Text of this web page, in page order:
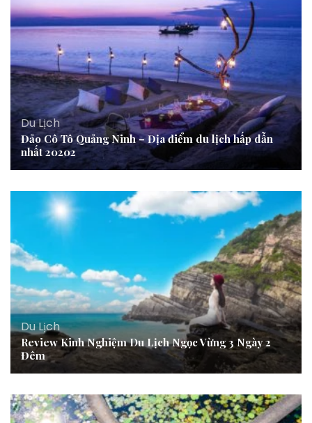
Du Lịch
Đảo Cô Tô Quảng Ninh – Địa điểm du lịch hấp dẫn
nhất 20202
Du Lịch
Review Kinh Nghiệm Du Lịch Ngọc Vừng 3 Ngày 2
Đêm